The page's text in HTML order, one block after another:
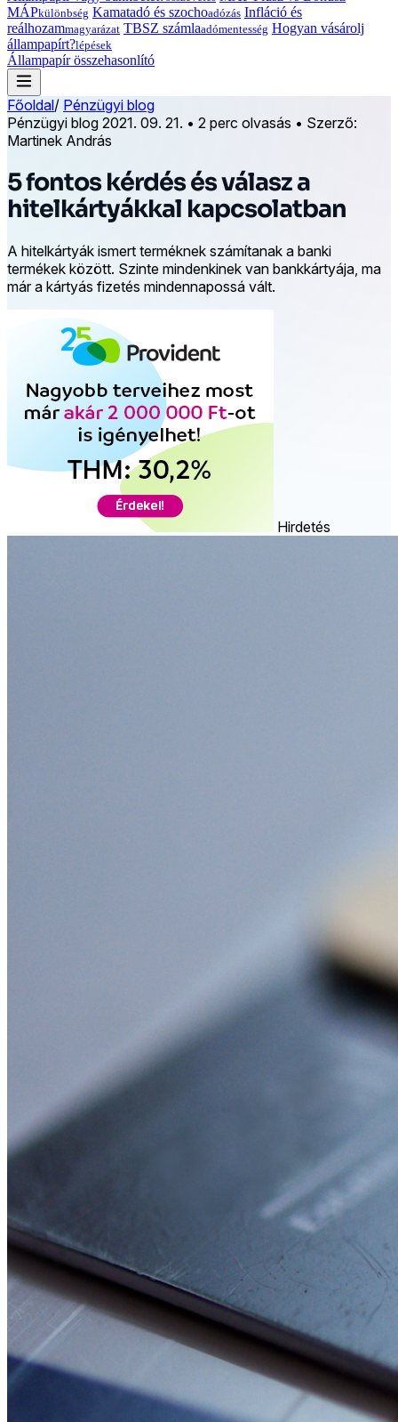
MÁPkülönbség Kamatadó és szochoadózás Infláció és
reálhozammagyarázat TBSZ számlaadómentesség Hogyan vásárolj
állampapírt?lépések
Állampapír összehasonlító
Főoldal/ Pénzügyi blog
Pénzügyi blog 2021. 09. 21. • 2 perc olvasás • Szerző:
Martinek András
5 fontos kérdés és válasz a
hitelkártyákkal kapcsolatban
A hitelkártyák ismert terméknek számítanak a banki
termékek között. Szinte mindenkinek van bankkártyája, ma
már a kártyás fizetés mindennapossá vált.
Hirdetés